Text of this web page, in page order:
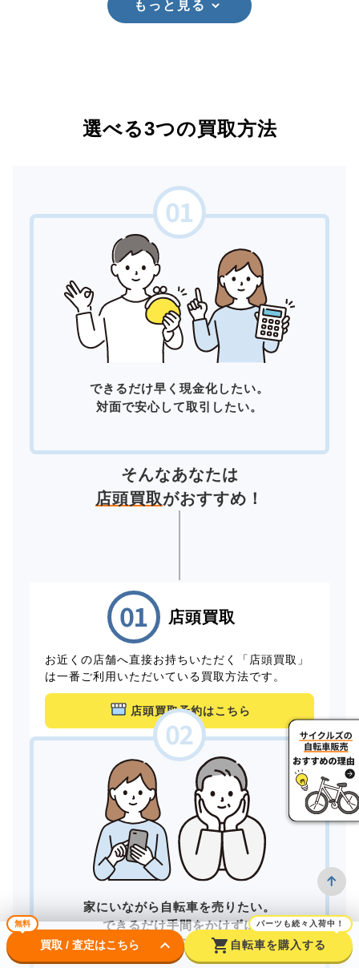
もっと見る
選べる3つの買取方法
できるだけ早く現金化したい。
対面で安心して取引したい。
そんなあなたは
店頭買取がおすすめ！
店頭買取
お近くの店舗へ直接お持ちいただく「店頭買取」
は一番ご利用いただいている買取方法です。
店頭買取予約はこちら
家にいながら自転車を売りたい。
できるだけ手間をかけずに
買取してもらいたい。
無料
買取 / 査定はこちら keyboard_arrow_down shopping_cart
パーツも続々入荷中！
自転車を購入する